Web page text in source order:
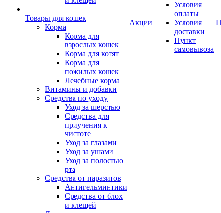
Товары для кошек
Корма
Корма для
взрослых кошек
Корма для котят
Корма для
пожилых кошек
Лечебные корма
Витамины и добавки
Средства по уходу
Уход за шерстью
Средства для
приучения к
чистоте
Уход за глазами
Уход за ушами
Уход за полостью
рта
Средства от паразитов
Антигельминтики
Средства от блох
и клещей
Акции
Условия
оплаты
Условия
доставки
Пункт
самовывоза